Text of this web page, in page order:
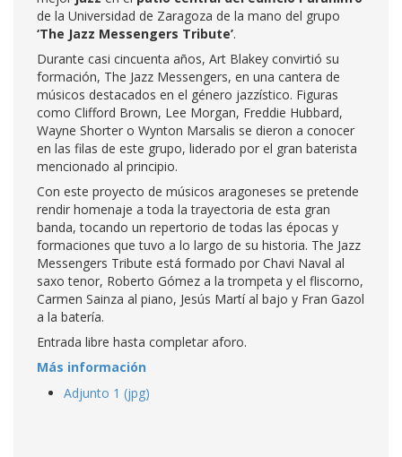
de la Universidad de Zaragoza de la mano del grupo
‘The Jazz Messengers Tribute’.
Durante casi cincuenta años, Art Blakey convirtió su
formación, The Jazz Messengers, en una cantera de
músicos destacados en el género jazzístico. Figuras
como Clifford Brown, Lee Morgan, Freddie Hubbard,
Wayne Shorter o Wynton Marsalis se dieron a conocer
en las filas de este grupo, liderado por el gran baterista
mencionado al principio.
Con este proyecto de músicos aragoneses se pretende
rendir homenaje a toda la trayectoria de esta gran
banda, tocando un repertorio de todas las épocas y
formaciones que tuvo a lo largo de su historia. The Jazz
Messengers Tribute está formado por Chavi Naval al
saxo tenor, Roberto Gómez a la trompeta y el fliscorno,
Carmen Sainza al piano, Jesús Martí al bajo y Fran Gazol
a la batería.
Entrada libre hasta completar aforo.
Más información
Adjunto 1 (jpg)